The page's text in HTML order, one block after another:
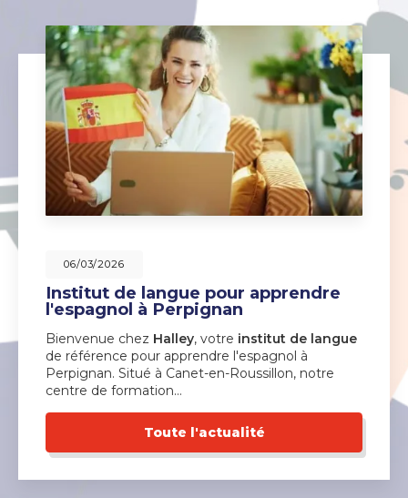
06/03/2026
Institut de langue pour apprendre
l'espagnol à Perpignan
Bienvenue chez Halley, votre institut de langue
de référence pour apprendre l'espagnol à
Perpignan. Situé à Canet-en-Roussillon, notre
centre de formation…
Toute l'actualité